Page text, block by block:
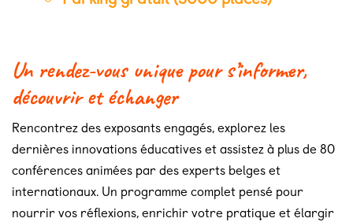
Un rendez-vous unique pour s’informer,
découvrir et échanger
Rencontrez des exposants engagés, explorez les
dernières innovations éducatives et assistez à plus de 80
conférences animées par des experts belges et
internationaux. Un programme complet pensé pour
nourrir vos réflexions, enrichir votre pratique et élargir